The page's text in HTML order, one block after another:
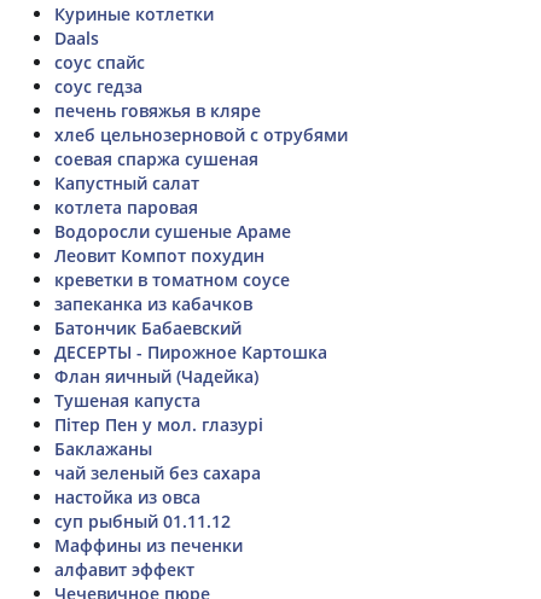
Куриные котлетки
Daals
соус спайс
соус гедза
печень говяжья в кляре
хлеб цельнозерновой с отрубями
соевая спаржа сушеная
Капустный салат
котлета паровая
Водоросли сушеные Араме
Леовит Компот похудин
креветки в томатном соусе
запеканка из кабачков
Батончик Бабаевский
ДЕСЕРТЫ - Пирожное Картошка
Флан яичный (Чадейка)
Тушеная капуста
Пітер Пен у мол. глазурі
Баклажаны
чай зеленый без сахара
настойка из овса
суп рыбный 01.11.12
Маффины из печенки
алфавит эффект
Чечевичное пюре